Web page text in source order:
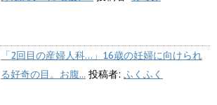
「2回目の産婦人科…」16歳の妊婦に向けられ
る好奇の目。お腹... 投稿者: ふくふく